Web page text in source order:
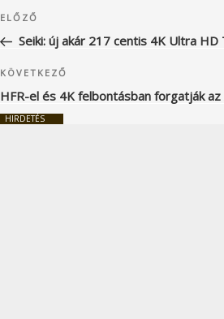
navigáció
Korábbi
bejegyzés
ELŐZŐ
Seiki: új akár 217 centis 4K Ultra
Következő
bejegyzés
KÖVETKEZŐ
HFR-el és 4K felbontásban forgatják
HIRDETÉS